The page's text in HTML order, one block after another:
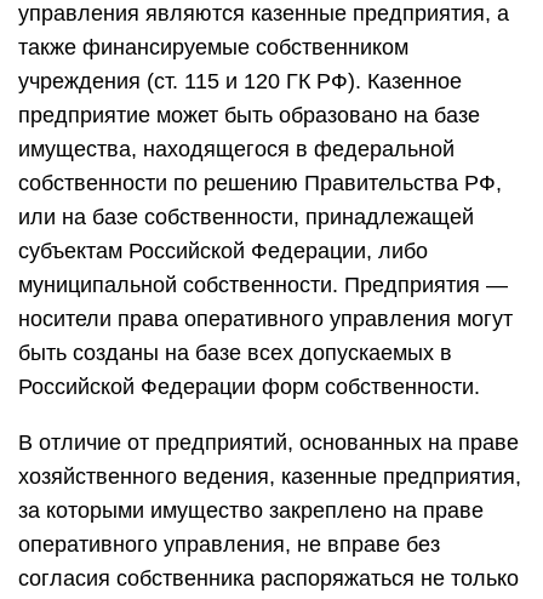
управления являются казенные предприятия, а
также финансируемые собственником
учреждения (ст. 115 и 120 ГК РФ). Казенное
предприятие может быть образовано на базе
имущества, находящегося в федеральной
собственности по решению Правительства РФ,
или на базе собственности, принадлежащей
субъектам Российской Федерации, либо
муниципальной собственности. Предприятия —
носители права оперативного управления могут
быть созданы на базе всех допускаемых в
Российской Федерации форм собственности.
В отличие от предприятий, основанных на праве
хозяйственного ведения, казенные предприятия,
за которыми имущество закреплено на праве
оперативного управления, не вправе без
согласия собственника распоряжаться не только